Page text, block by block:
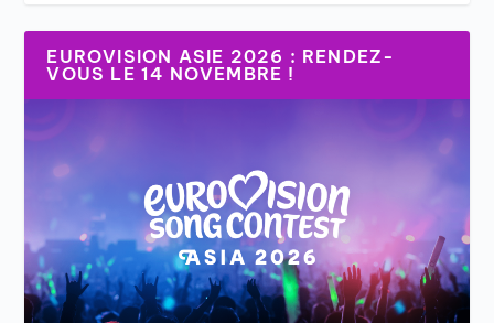
EUROVISION ASIE 2026 : RENDEZ-
VOUS LE 14 NOVEMBRE !